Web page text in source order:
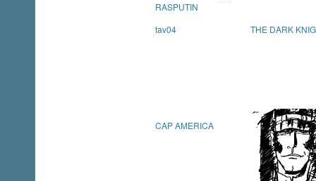
RASPUTIN
tav04 THE DARK
CAP AMERICA